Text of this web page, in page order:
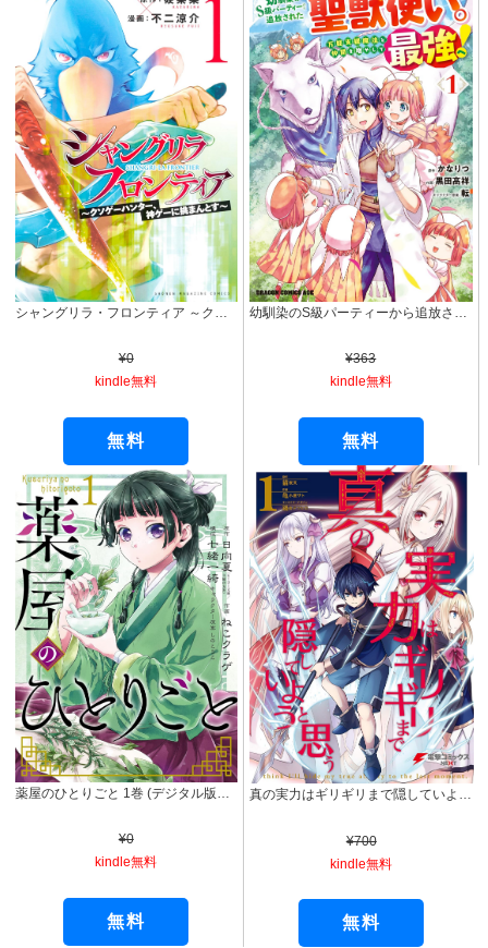
¥0
kindle無料
無料
¥363
kindle無料
無料
¥0
kindle無料
無料
真の実力はギリギリまで隠していようと思う １ (電撃コミックスNEXT)
¥700
kindle無料
無料